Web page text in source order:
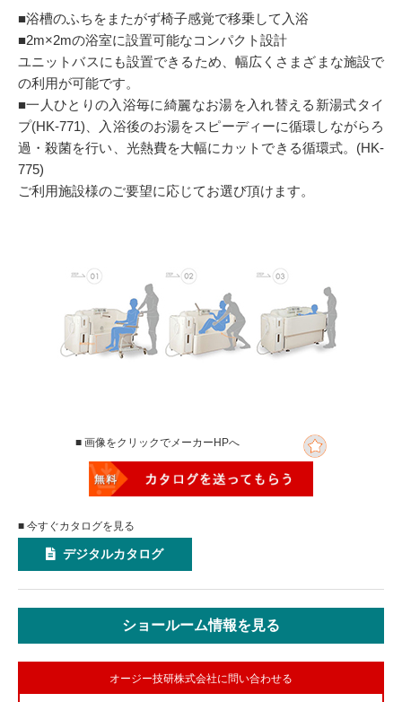
お気に入り
■浴槽のふちをまたがず椅子感覚で移乗して入浴
■2m×2mの浴室に設置可能なコンパクト設計
ユニットバスにも設置できるため、幅広くさまざまな施設で
の利用が可能です。
■一人ひとりの入浴毎に綺麗なお湯を入れ替える新湯式タイ
プ(HK-771)、入浴後のお湯をスピーディーに循環しながらろ
過・殺菌を行い、光熱費を大幅にカットできる循環式。(HK-
775)
ご利用施設様のご要望に応じてお選び頂けます。
■ 画像をクリックでメーカーHPへ
■ 今すぐカタログを見る
デジタルカタログ
ショールーム情報を見る
オージー技研株式会社に問い合わせる